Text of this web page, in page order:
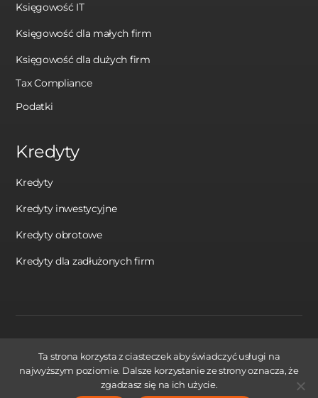
Księgowość IT
Księgowość dla małych firm
Księgowość dla dużych firm
Tax Compliance
Podatki
Kredyty
Kredyty
Kredyty inwestycyjne
Kredyty obrotowe
Kredyty dla zadłużonych firm
Ta strona korzysta z ciasteczek aby świadczyć usługi na
najwyższym poziomie. Dalsze korzystanie ze strony oznacza, że
zgadzasz się na ich użycie.